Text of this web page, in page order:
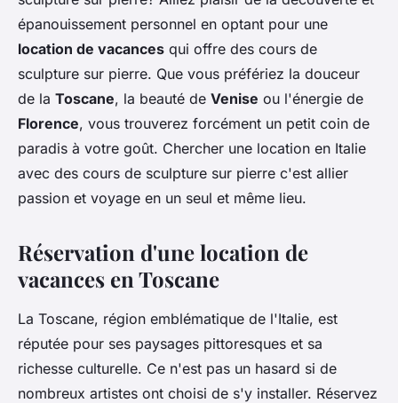
épanouissement personnel en optant pour une
location de vacances qui offre des cours de
sculpture sur pierre. Que vous préfériez la douceur
de la Toscane, la beauté de Venise ou l'énergie de
Florence, vous trouverez forcément un petit coin de
paradis à votre goût. Chercher une location en Italie
avec des cours de sculpture sur pierre c'est allier
passion et voyage en un seul et même lieu.
Réservation d'une location de
vacances en Toscane
La Toscane, région emblématique de l'Italie, est
réputée pour ses paysages pittoresques et sa
richesse culturelle. Ce n'est pas un hasard si de
nombreux artistes ont choisi de s'y installer. Réservez